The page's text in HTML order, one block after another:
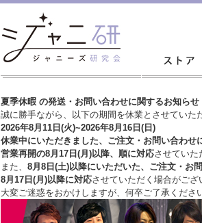
夏季休暇 の発送・お問い合わせに関するお知らせ
誠に勝手ながら、以下の期間を休業とさせていた
2026年8月11日(火)~2026年8月16日(日)
休業中にいただきました、ご注文・お問い合わせ
営業再開の8月17日(月)以降、順に対応させていた
また、 8月8日(土)以降にいただいた、ご注文・ お
8月17日(月)以降に対応させていただく場合がござ
大変ご迷惑をおかけしますが、 何卒ご了承くださ